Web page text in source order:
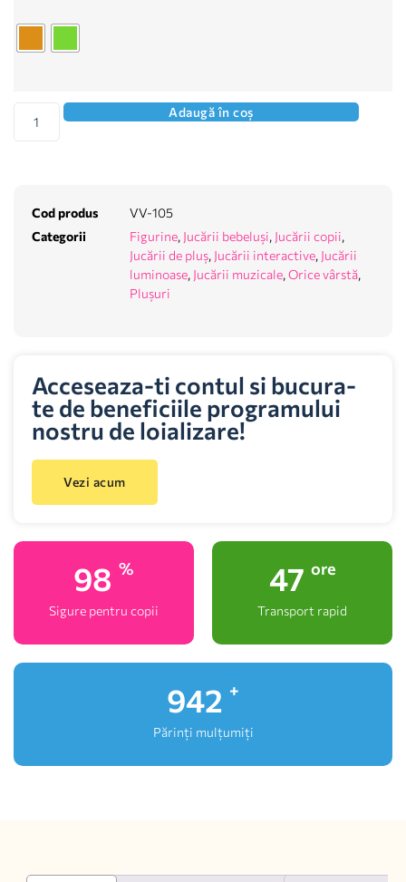
Adaugă în coș
Cod produs
VV-105
Categorii
Figurine, Jucării bebeluși, Jucării copii,
Jucării de pluș, Jucării interactive, Jucării
luminoase, Jucării muzicale, Orice vârstă,
Plușuri
Acceseaza-ti contul si bucura-
te de beneficiile programului
nostru de loializare!
Vezi acum
100 %
Sigure pentru copii
48 ore
Transport rapid
1,000
Părinți mulțumiți